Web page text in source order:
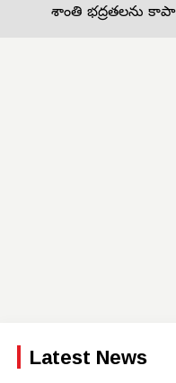
శాంతి భద్రతలను కాపాడాలి
Latest News